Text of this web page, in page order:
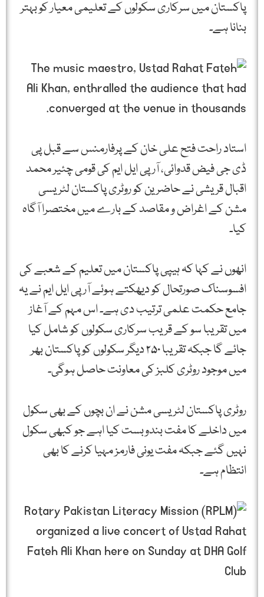
پاکستان میں سرکاری سکولوں کے تعلیمی معیار کو بہتر
بنانا ہے۔
استاد راحت فتح علی خان کے پرفارمنس سے قبل پی
ڈی جی فیض قدوائی، آرپی ایل ایم کی قومی چئیر محمد
اقبال قریشی نے حاضرین کو روٹری پاکستان لٹریسی
مشن کے اغراض و مقاصد کے بارے میں مختصرا آگاہ
کیا۔
انھوں نے کہا کہ ہیپی پاکستان میں تعلیم کے شعبے کی
افسوسناک صورتحال کو دیھکتے ہوئے آر پی ایل ایم نے یہ
جامع حکمت علمی ترتیب دی ہے۔ اس مہم کے آغاز
میں تقریبا سو کے قریب سرکاری سکولوں کو شامل کیا
جائے گا جبکہ تقریبا ۲۵۰ دیگر سکولوں کو پاکستان بھر
میں موجود روٹری کلبز کی معاونت حاصل ہوگی۔
روٹری پاکستان لٹریسی مشن نے ان بچوں کے بھی سکول
میں داخلے کا مفت بندوبست کیا اہے جو کبھی سکول
نہیں گئے جبکہ مفت یونی فارمز مہیا کرنے کا بھی
انتظام ہے۔